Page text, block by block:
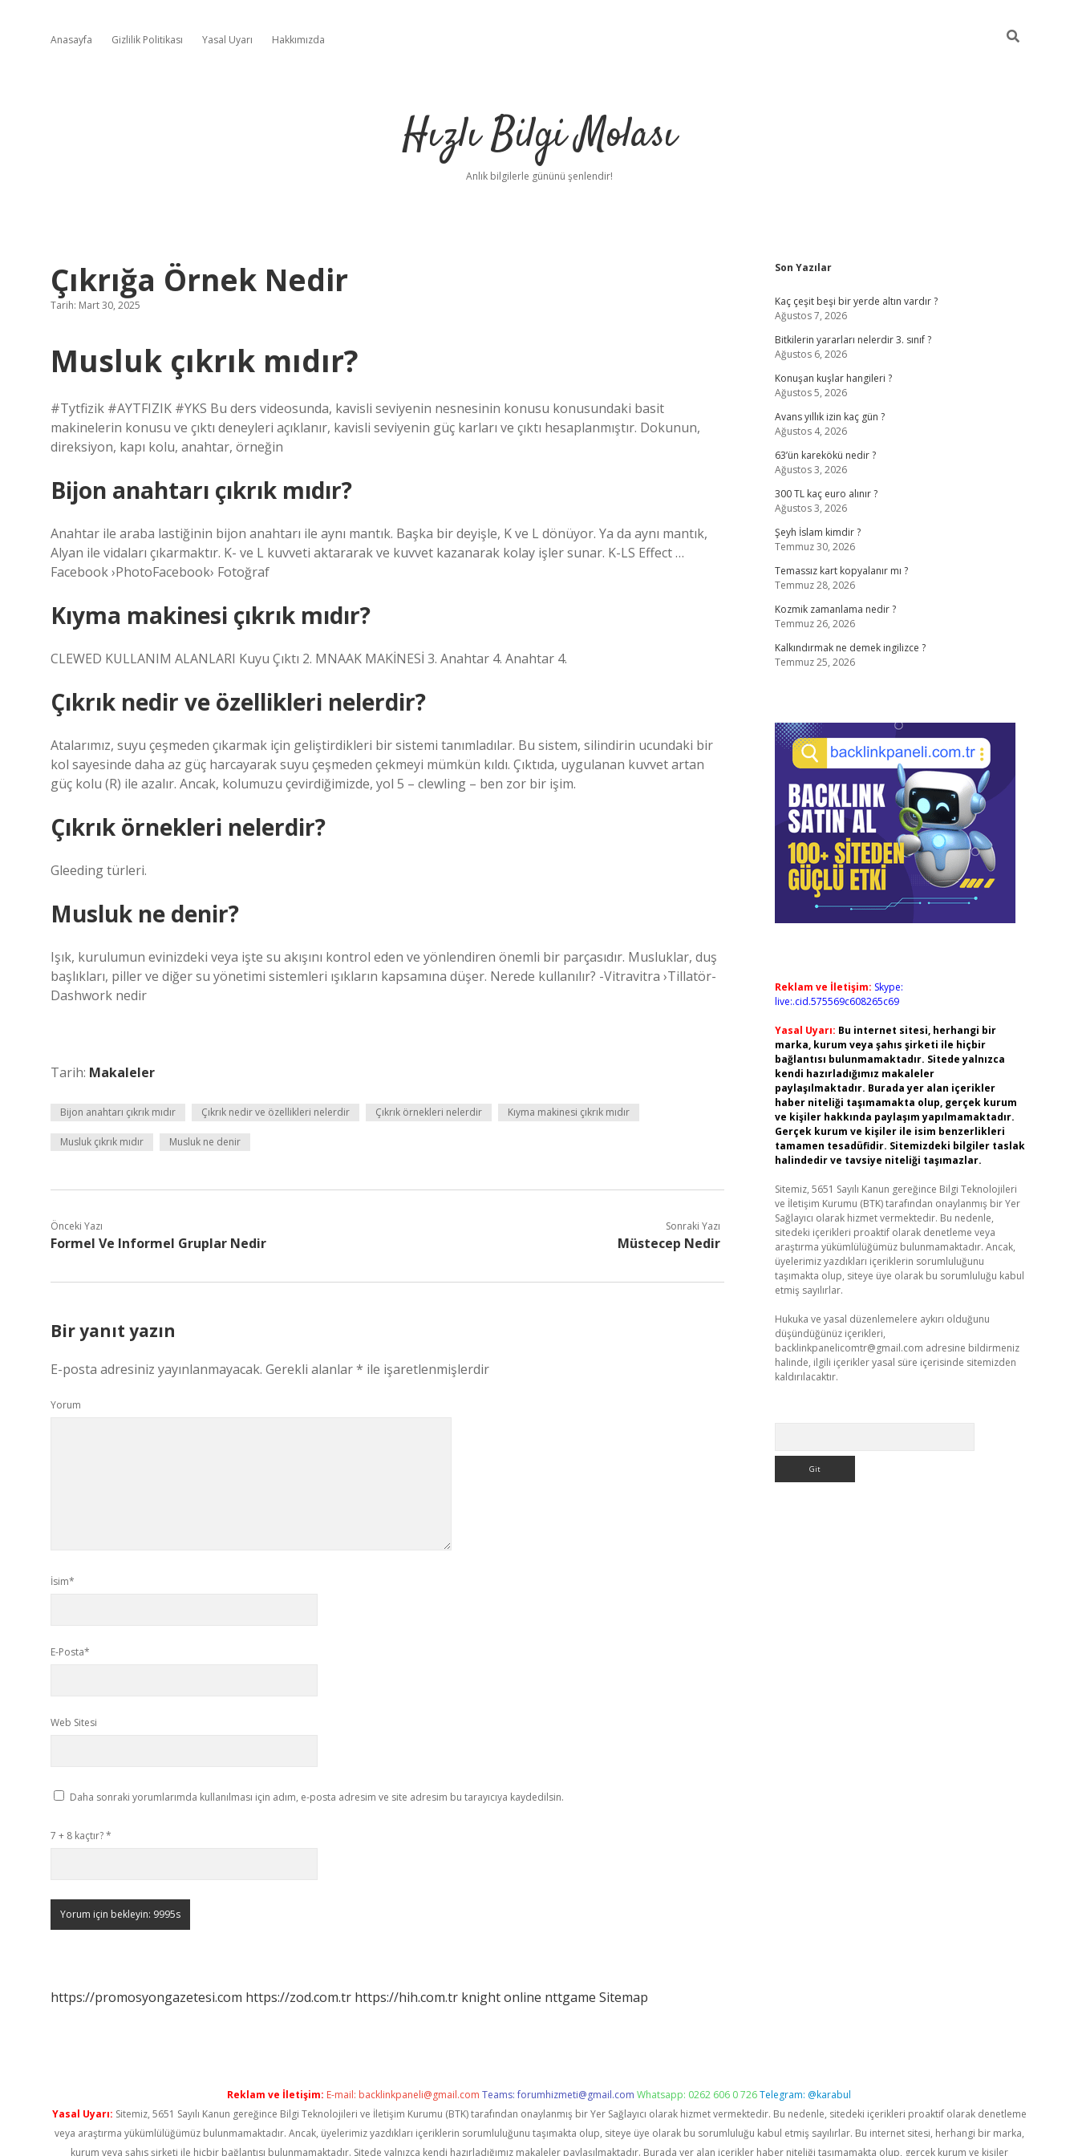
Anasayfa Gizlilik Politikası Yasal Uyarı Hakkımızda
Hızlı Bilgi Molası
Anlık bilgilerle gününü şenlendir!
Çıkrığa Örnek Nedir
Tarih: Mart 30, 2025
Musluk çıkrık mıdır?
#Tytfizik #AYTFIZIK #YKS Bu ders videosunda, kavisli seviyenin nesnesinin konusu konusundaki basit
makinelerin konusu ve çıktı deneyleri açıklanır, kavisli seviyenin güç karları ve çıktı hesaplanmıştır. Dokunun,
direksiyon, kapı kolu, anahtar, örneğin
Bijon anahtarı çıkrık mıdır?
Anahtar ile araba lastiğinin bijon anahtarı ile aynı mantık. Başka bir deyişle, K ve L dönüyor. Ya da aynı mantık,
Alyan ile vidaları çıkarmaktır. K- ve L kuvveti aktararak ve kuvvet kazanarak kolay işler sunar. K-LS Effect …
Facebook ›PhotoFacebook› Fotoğraf
Kıyma makinesi çıkrık mıdır?
CLEWED KULLANIM ALANLARI Kuyu Çıktı 2. MNAAK MAKİNESİ 3. Anahtar 4. Anahtar 4.
Çıkrık nedir ve özellikleri nelerdir?
Atalarımız, suyu çeşmeden çıkarmak için geliştirdikleri bir sistemi tanımladılar. Bu sistem, silindirin ucundaki bir
kol sayesinde daha az güç harcayarak suyu çeşmeden çekmeyi mümkün kıldı. Çıktıda, uygulanan kuvvet artan
güç kolu (R) ile azalır. Ancak, kolumuzu çevirdiğimizde, yol 5 – clewling – ben zor bir işim.
Çıkrık örnekleri nelerdir?
Gleeding türleri.
Musluk ne denir?
Işık, kurulumun evinizdeki veya işte su akışını kontrol eden ve yönlendiren önemli bir parçasıdır. Musluklar, duş
başlıkları, piller ve diğer su yönetimi sistemleri ışıkların kapsamına düşer. Nerede kullanılır? -Vitravitra ›Tillatör-
Dashwork nedir
Tarih: Makaleler
Bijon anahtarı çıkrık mıdır Çıkrık nedir ve özellikleri nelerdir Çıkrık örnekleri nelerdir Kıyma makinesi çıkrık mıdır
Musluk çıkrık mıdır Musluk ne denir
Önceki Yazı
Formel Ve Informel Gruplar Nedir
Sonraki Yazı
Müstecep Nedir
Bir yanıt yazın
E-posta adresiniz yayınlanmayacak. Gerekli alanlar* ile işaretlenmişlerdir
Yorum
İsim*
E-Posta*
Web Sitesi
Daha sonraki yorumlarımda kullanılması için adım, e-posta adresim ve site adresim bu tarayıcıya kaydedilsin.
7 + 8 kaçtır?*
https://promosyongazetesi.com https://zod.com.tr https://hih.com.tr knight online nttgame Sitemap
Sidebar
Son Yazılar
Kaç çeşit beşi bir yerde altın vardır ?
Ağustos 7, 2026
Bitkilerin yararları nelerdir 3. sınıf ?
Ağustos 6, 2026
Konuşan kuşlar hangileri ?
Ağustos 5, 2026
Avans yıllık izin kaç gün ?
Ağustos 4, 2026
63’ün karekökü nedir ?
Ağustos 3, 2026
300 TL kaç euro alınır ?
Ağustos 3, 2026
Şeyh İslam kimdir ?
Temmuz 30, 2026
Temassız kart kopyalanır mı ?
Temmuz 28, 2026
Kozmik zamanlama nedir ?
Temmuz 26, 2026
Kalkındırmak ne demek ingilizce ?
Temmuz 25, 2026
Reklam ve İletişim: Skype:
live:.cid.575569c608265c69
Yasal Uyarı: Bu internet sitesi, herhangi bir
marka, kurum veya şahıs şirketi ile hiçbir
bağlantısı bulunmamaktadır. Sitede yalnızca
kendi hazırladığımız makaleler
paylaşılmaktadır. Burada yer alan içerikler
haber niteliği taşımamakta olup, gerçek kurum
ve kişiler hakkında paylaşım yapılmamaktadır.
Gerçek kurum ve kişiler ile isim benzerlikleri
tamamen tesadüfidir. Sitemizdeki bilgiler taslak
halindedir ve tavsiye niteliği taşımazlar.
Sitemiz, 5651 Sayılı Kanun gereğince Bilgi Teknolojileri
ve İletişim Kurumu (BTK) tarafından onaylanmış bir Yer
Sağlayıcı olarak hizmet vermektedir. Bu nedenle,
sitedeki içerikleri proaktif olarak denetleme veya
araştırma yükümlülüğümüz bulunmamaktadır. Ancak,
üyelerimiz yazdıkları içeriklerin sorumluluğunu
taşımakta olup, siteye üye olarak bu sorumluluğu kabul
etmiş sayılırlar.
Hukuka ve yasal düzenlemelere aykırı olduğunu
düşündüğünüz içerikleri,
backlinkpanelicomtr@gmail.com adresine bildirmeniz
halinde, ilgili içerikler yasal süre içerisinde sitemizden
kaldırılacaktır.
Reklam ve İletişim: E-mail: backlinkpaneli@gmail.com Teams:forumhizmeti@gmail.com Whatsapp: 0262 606 0 726Telegram: @karabul
Yasal Uyarı: Sitemiz, 5651 Sayılı Kanun gereğince Bilgi Teknolojileri ve İletişim Kurumu (BTK) tarafından onaylanmış bir Yer Sağlayıcı olarak hizmet vermektedir. Bu nedenle, sitedeki içerikleri proaktif olarak denetleme
veya araştırma yükümlülüğümüz bulunmamaktadır. Ancak, üyelerimiz yazdıkları içeriklerin sorumluluğunu taşımakta olup, siteye üye olarak bu sorumluluğu kabul etmiş sayılırlar. Bu internet sitesi, herhangi bir marka,
kurum veya şahıs şirketi ile hiçbir bağlantısı bulunmamaktadır. Sitede yalnızca kendi hazırladığımız makaleler paylaşılmaktadır. Burada yer alan içerikler haber niteliği taşımamakta olup, gerçek kurum ve kişiler